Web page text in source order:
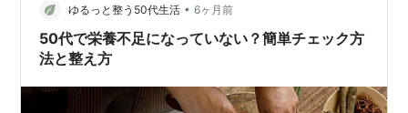
今 ④ 親の気持ち ① 偏食スタート 0歳10か月頃・・・
離乳食の進みも順調…
ゆるっと整う50代生活 • 6ヶ月前
50代で栄養不足になっていない？簡単チェック方
法と整え方